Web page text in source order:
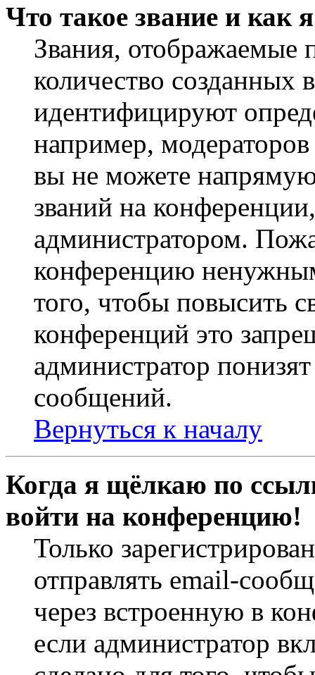
Что такое звание и как
Звания,
количество
идентифицируют
например,
вы не можете
званий на
администратором.
конференцию
того, чтобы повысить
конференций это
администратор
сообщений.
Вернуться к началу
Когда я щёлкаю по
войти на конференцию!
Только
отправлять email-
через встроенную в
если администратор